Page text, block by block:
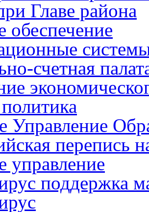
Главе района
обеспечение
счетная
Управление
перепись
управление
поддержка